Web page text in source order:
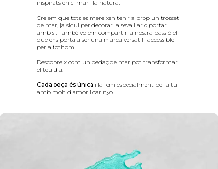
inspirats en el mar i la natura.
Creiem que tots es mereixen tenir a prop un trosset
de mar, ja sigui per decorar la seva llar o portar
amb si. També volem compartir la nostra passió el
que ens porta a ser una marca versatil i accessible
per a tothom.
Descobreix com un pedaç de mar pot transformar
el teu dia.
Cada peça és única i la fem especialment per a tu
amb molt d'amor i carinyo.